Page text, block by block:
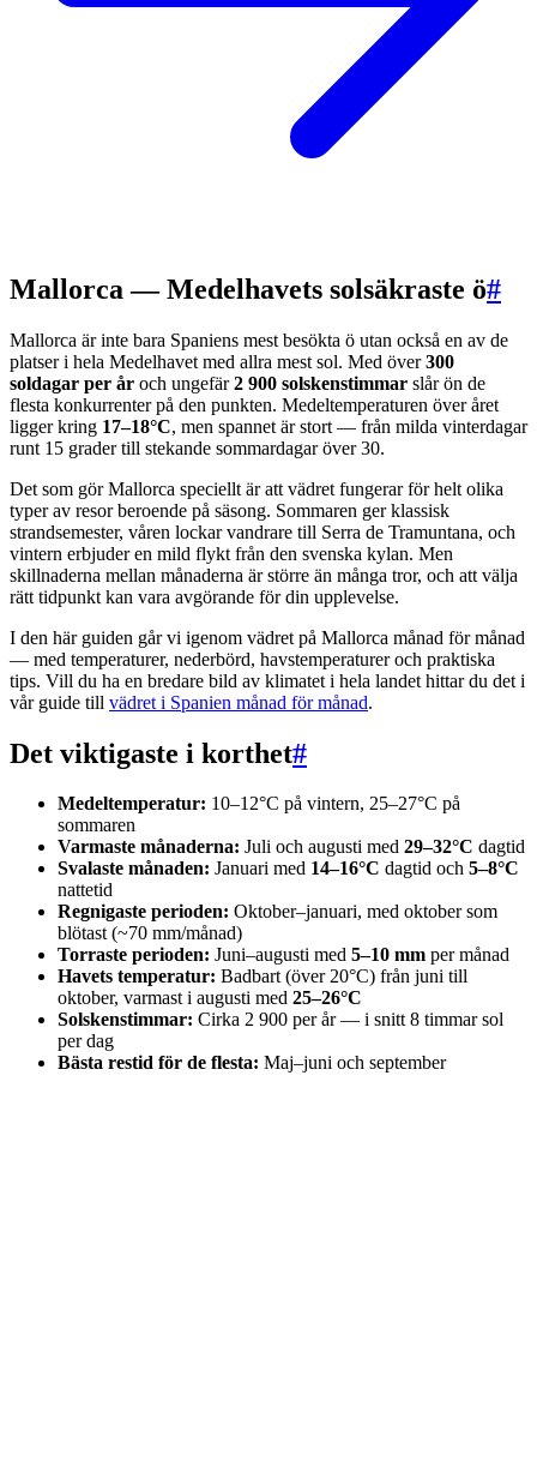
Mallorca — Medelhavets solsäkraste ö#
Mallorca är inte bara Spaniens mest besökta ö utan också en av de
platser i hela Medelhavet med allra mest sol. Med över300
soldagar per år och ungefär2 900 solskenstimmar slår ön de
flesta konkurrenter på den punkten. Medeltemperaturen över året
ligger kring 17–18°C, men spannet är stort — från milda vinterdagar
runt 15 grader till stekande sommardagar över 30.
Det som gör Mallorca speciellt är att vädret fungerar för helt olika
typer av resor beroende på säsong. Sommaren ger klassisk
strandsemester, våren lockar vandrare till Serra de Tramuntana, och
vintern erbjuder en mild flykt från den svenska kylan. Men
skillnaderna mellan månaderna är större än många tror, och att välja
rätt tidpunkt kan vara avgörande för din upplevelse.
I den här guiden går vi igenom vädret på Mallorca månad för månad
— med temperaturer, nederbörd, havstemperaturer och praktiska
tips. Vill du ha en bredare bild av klimatet i hela landet hittar du det i
vår guide till vädret i Spanien månad för månad.
Det viktigaste i korthet#
Medeltemperatur: 10–12°C på vintern, 25–27°C på
sommaren
Varmaste månaderna: Juli och augusti med 29–32°C dagtid
Svalaste månaden: Januari med 14–16°C dagtid och 5–8°C
nattetid
Regnigaste perioden: Oktober–januari, med oktober som
blötast (~70 mm/månad)
Torraste perioden: Juni–augusti med 5–10 mm per månad
Havets temperatur: Badbart (över 20°C) från juni till
oktober, varmast i augusti med 25–26°C
Solskenstimmar: Cirka 2 900 per år — i snitt 8 timmar sol
per dag
Bästa restid för de flesta: Maj–juni och september